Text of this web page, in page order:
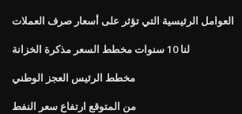
العوامل الرئيسية التي تؤثر على أسعار صرف العملات
لنا 10 سنوات مخطط السعر مذكرة الخزانة
مخطط الرئيس العجز الوطني
من المتوقع ارتفاع سعر النفط